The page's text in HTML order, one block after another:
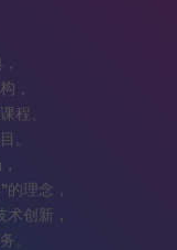
，
程、
。
理念，
创新，
。